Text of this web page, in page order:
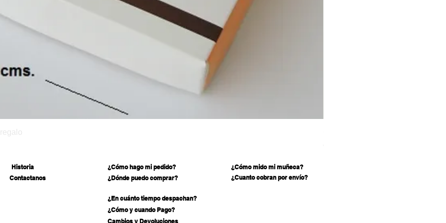
Contactanos
Historia
¿Cómo hago mi pedido?
¿Dónde puedo comprar?
¿Cómo mido mi muñeca?
¿Cuanto cobran por envío?
¿En cuánto tiempo despachan?
¿Cómo y cuando Pago?
Cambios y Devoluciones